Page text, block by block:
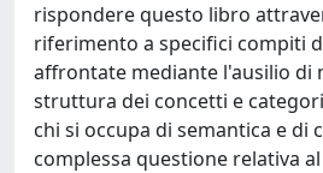
rispondere questo libro
riferimento a specifici compiti
affrontate mediante l'ausilio di
struttura dei concetti e
chi si occupa di semantica e
complessa questione relativa